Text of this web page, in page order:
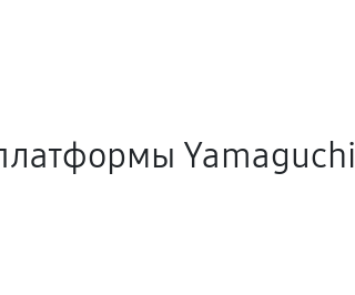
Yamaguchi